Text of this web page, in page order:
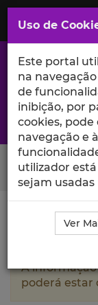
Saltar
para
Conteúdo
Principal
A excelência da
Search
Ciência_Iscte
Produções
A
poderá estar
Uso de
Este portal
na
de
inibição, por
cookies,
navegação e
utilizador
sejam
Ver